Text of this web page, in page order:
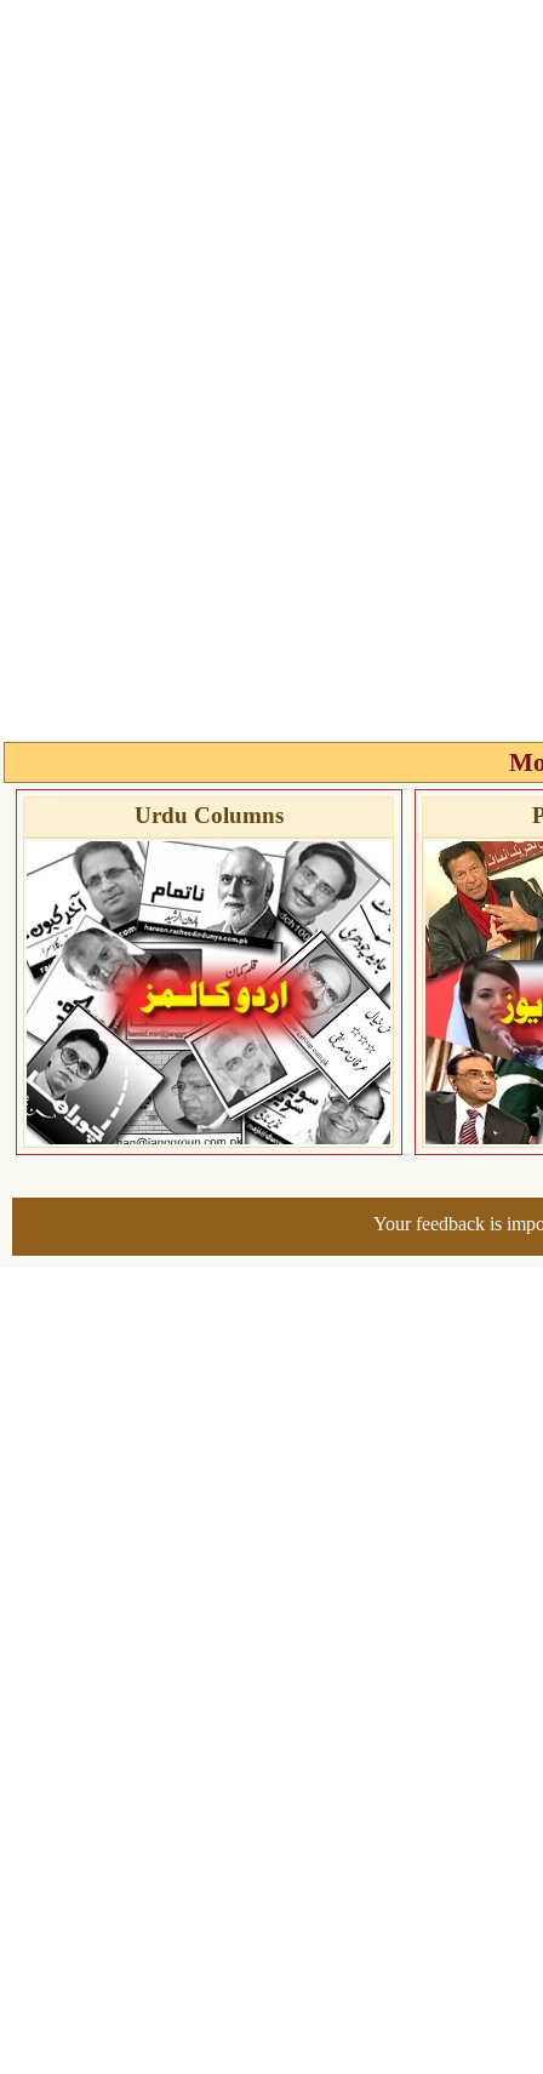
Urdu Columns
Your feedback is